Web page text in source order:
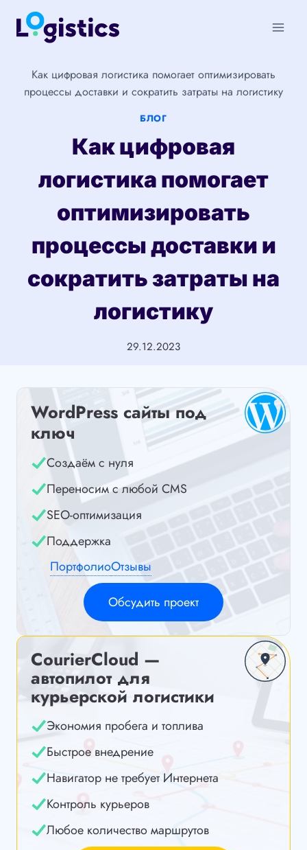
Перейти
Как цифровая логистика помогает оптимизировать
процессы доставки и сократить затраты на логистику
БЛОГ
Как цифровая
логистика помогает
оптимизировать
процессы доставки и
сократить затраты на
логистику
29.12.2023
WordPress сайты под
ключ
Создаём с нуля
Переносим с любой CMS
SEO-оптимизация
Поддержка
ПортфолиоОтзывы
Обсудить проект
CourierCloud —
автопилот для
курьерской логистики
Экономия пробега и топлива
Быстрое внедрение
Навигатор не требует Интернета
Контроль курьеров
Любое количество маршрутов